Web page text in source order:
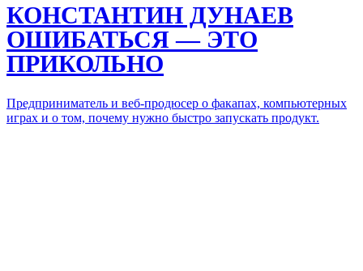
КОНСТАНТИН ДУНАЕВ
ОШИБАТЬСЯ — ЭТО
ПРИКОЛЬНО
Предприниматель и веб-продюсер о факапах, компьютерных
играх и о том, почему нужно быстро запускать продукт.